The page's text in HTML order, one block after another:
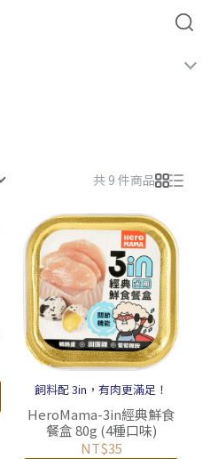
共 9 件商品
飼料配 3in，有肉更滿足！
HeroMama-3in經典鮮食
餐盒 80g (4種口味)
NT$35